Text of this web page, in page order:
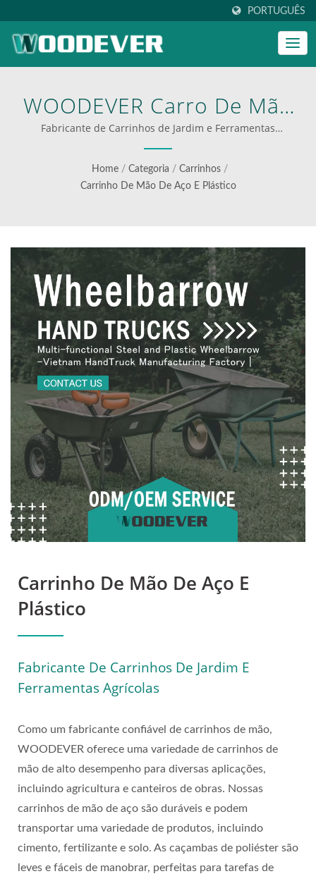
PORTUGUÊS
WOODEVER Carro De Mão
Especializado Na
Fabricação De Fábricas No
Vietnã E Na China,
De Alta Qualidade Para
Compradores Globais De
Hardware Industrial De
Carrinhos De Mão B2B,
Com Alta Flexibilidade De
Serviços Personalizados
OEM E ODM, Adequado
Para Uso Geral Em
Logística Doméstica Diária
E Em Canteiros De Obras.
| Descubra Os
Manuseio De Materiais
Duráveis E Versáteis Da
Fabricante de Carrinhos de Jardim e Ferramentas
Agrícolas | carrinhos multifuncionais para logística
eficiente
Home / Categoria / Carrinhos /
Carrinho De Mão De Aço E Plástico
Carrinho De Mão De Aço E
Plástico
Fabricante De Carrinhos De Jardim E
Ferramentas Agrícolas
Como um fabricante confiável de carrinhos de mão,
WOODEVER oferece uma variedade de carrinhos de
mão de alto desempenho para diversas aplicações,
incluindo agricultura e canteiros de obras. Nossas
carrinhos de mão de aço são duráveis e podem
transportar uma variedade de produtos, incluindo
cimento, fertilizante e solo. As caçambas de poliéster são
leves e fáceis de manobrar, perfeitas para tarefas de